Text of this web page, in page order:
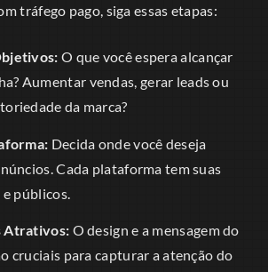
tráfego pago, siga essas etapas:
O que você espera alcançar
Aumentar vendas, gerar leads ou
da marca?
Decida onde você deseja
Cada plataforma tem suas
públicos.
Atrativos: O design e a mensagem do
cruciais para capturar a atenção do